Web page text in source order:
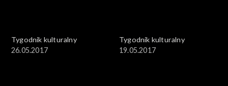
Tygodnik kulturalny
26.05.2017
Tygodnik kulturalny
19.05.2017